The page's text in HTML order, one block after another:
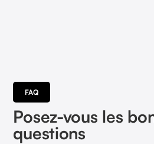
FAQ
Posez-vous les
questions